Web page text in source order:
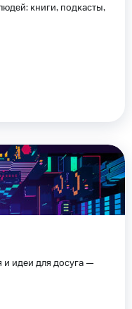
книги, подкасты,
и идеи для досуга —